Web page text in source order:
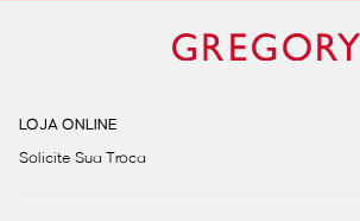
LOJA ONLINE
Solicite Sua Troca